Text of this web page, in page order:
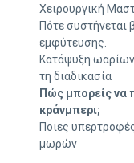
Χειρουργική
Πότε συστήνεται
εμφύτευσης.
Κατάψυξη
τη διαδικασία
Πώς μπορείς να
κράνμπερι;
Ποιες
μωρών